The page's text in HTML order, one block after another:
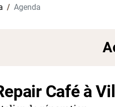
Agenda
Café à